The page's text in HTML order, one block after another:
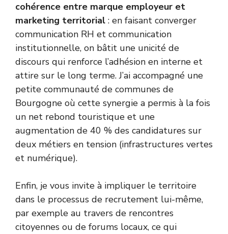
cohérence entre marque employeur et
marketing territorial : en faisant converger
communication RH et communication
institutionnelle, on bâtit une unicité de
discours qui renforce l’adhésion en interne et
attire sur le long terme. J’ai accompagné une
petite communauté de communes de
Bourgogne où cette synergie a permis à la fois
un net rebond touristique et une
augmentation de 40 % des candidatures sur
deux métiers en tension (infrastructures vertes
et numérique).
Enfin, je vous invite à impliquer le territoire
dans le processus de recrutement lui-même,
par exemple au travers de rencontres
citoyennes ou de forums locaux, ce qui